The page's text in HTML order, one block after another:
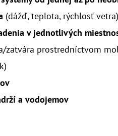
(dážď, teplota, rýchlosť vetra)
v jednotlivých
zatvára prostredníctvom
a vodojemov